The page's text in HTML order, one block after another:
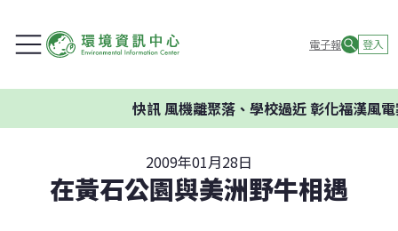
電子報 登入
風機離聚落、學校過近 彰化福漢風電案環
2009年01月28日
在黃石公園與美洲野牛相遇